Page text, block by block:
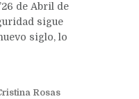
de Abril de
sigue
siglo, lo
Rosas